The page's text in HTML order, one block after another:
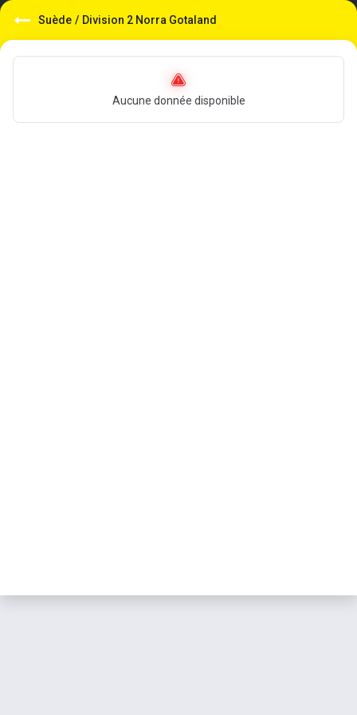
Suède / Division 2 Norra Gotaland
Aucune donnée disponible